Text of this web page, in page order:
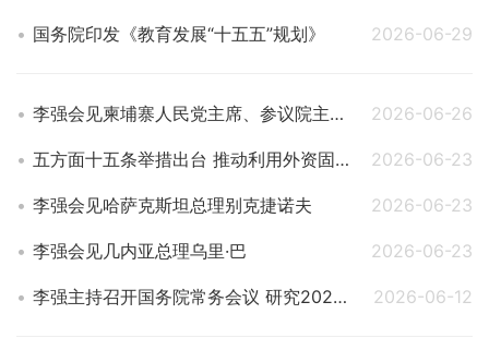
国务院印发《教育发展“十五五”规划》 2026-06-29
李强会见柬埔寨人民党主席、参议院主席洪森 2026-06-26
五方面十五条举措出台 推动利用外资固稳促优 2026-06-23
李强会见哈萨克斯坦总理别克捷诺夫 2026-06-23
李强会见几内亚总理乌里·巴 2026-06-23
李强主持召开国务院常务会议 研究2025年度中央预算执行和其他财政收支审计查出问题整改工作等 2026-06-12